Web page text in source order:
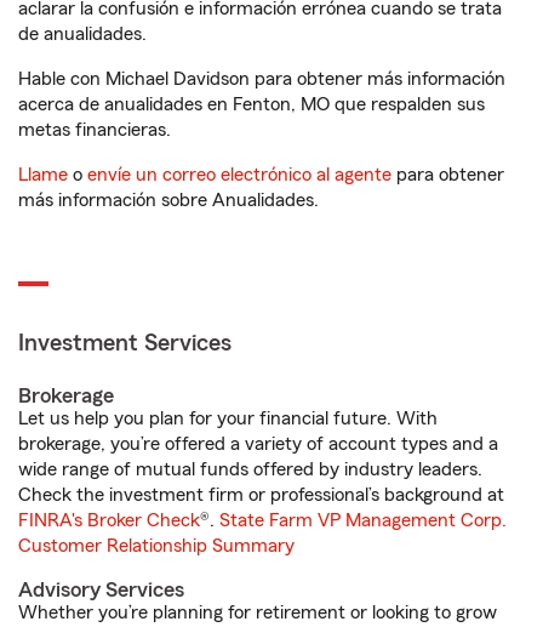
aclarar la confusión e información errónea cuando se trata
de anualidades.
Hable con Michael Davidson para obtener más información
acerca de anualidades en Fenton, MO que respalden sus
metas financieras.
Llame o envíe un correo electrónico al agente para obtener
más información sobre Anualidades.
Investment Services
Brokerage
Let us help you plan for your financial future. With
brokerage, you’re offered a variety of account types and a
wide range of mutual funds offered by industry leaders.
Check the investment firm or professional’s background at
FINRA's Broker Check®. State Farm VP Management Corp.
Customer Relationship Summary
Advisory Services
Whether you’re planning for retirement or looking to grow